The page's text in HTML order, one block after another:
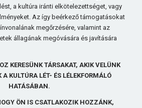
a kultúra iránti elkötelezettséget, vagy
Az így beérkező támogatásokat
megőrzésére, valamint az
állagának megóvására és javítására
KERESÜNK TÁRSAKAT, AKIK VELÜNK
KULTÚRA LÉT- ÉS LÉLEKFORMÁLÓ
HATÁSÁBAN.
ÖN IS CSATLAKOZIK HOZZÁNK,